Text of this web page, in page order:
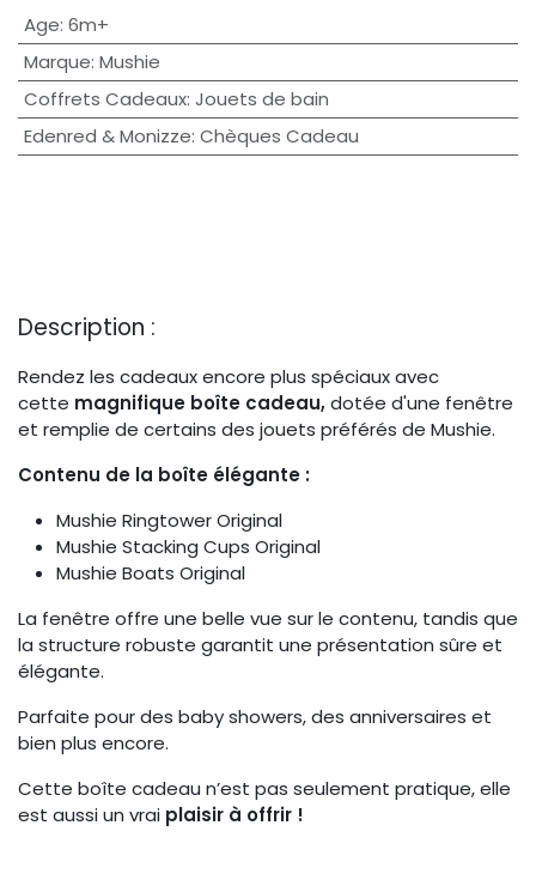
Age: 6m+
Marque: Mushie
Coffrets Cadeaux: Jouets de bain
Edenred & Monizze: Chèques Cadeau
Description :
Rendez les cadeaux encore plus spéciaux avec
cette magnifique boîte cadeau,dotée d'une fenêtre
et remplie de certains des jouets préférés de Mushie.
Contenu de la boîte élégante :
Mushie Ringtower Original
Mushie Stacking Cups Original
Mushie Boats Original
La fenêtre offre une belle vue sur le contenu, tandis que
la structure robuste garantit une présentation sûre et
élégante.
Parfaite pour des baby showers, des anniversaires et
bien plus encore.
Cette boîte cadeau n’est pas seulement pratique, elle
est aussi un vrai plaisir à offrir !